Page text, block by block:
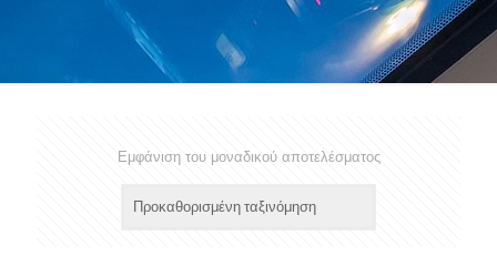
Εμφάνιση του μοναδικού αποτελέσματος